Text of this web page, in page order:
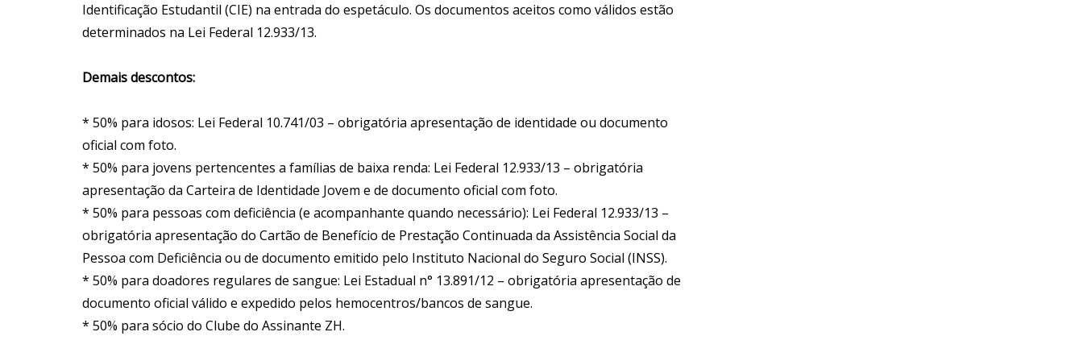
Identificação Estudantil (CIE) na entrada do espetáculo. Os documentos aceitos como válidos estão
determinados na Lei Federal 12.933/13.
Demais descontos:
* 50% para idosos: Lei Federal 10.741/03 – obrigatória apresentação de identidade ou documento
oficial com foto.
* 50% para jovens pertencentes a famílias de baixa renda: Lei Federal 12.933/13 – obrigatória
apresentação da Carteira de Identidade Jovem e de documento oficial com foto.
* 50% para pessoas com deficiência (e acompanhante quando necessário): Lei Federal 12.933/13 –
obrigatória apresentação do Cartão de Benefício de Prestação Continuada da Assistência Social da
Pessoa com Deficiência ou de documento emitido pelo Instituto Nacional do Seguro Social (INSS).
* 50% para doadores regulares de sangue: Lei Estadual n° 13.891/12 – obrigatória apresentação de
documento oficial válido e expedido pelos hemocentros/bancos de sangue.
* 50% para sócio do Clube do Assinante ZH.